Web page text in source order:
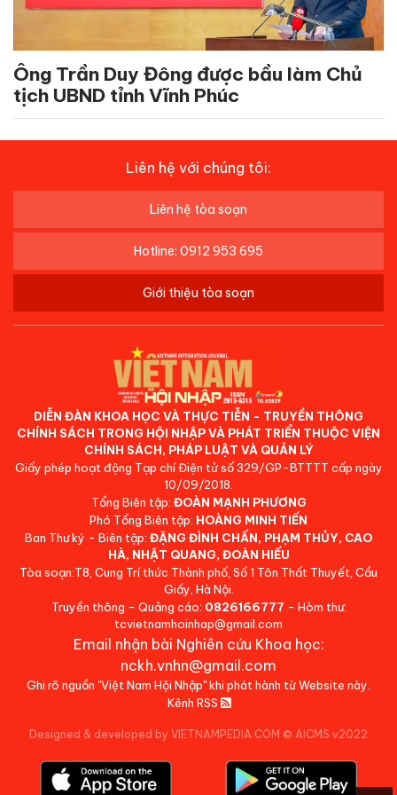
Ông Trần Duy Đông được bầu làm Chủ
tịch UBND tỉnh Vĩnh Phúc
Liên hệ với chúng tôi:
Liên hệ tòa soạn
Hotline: 0912 953 695
Giới thiệu tòa soạn
DIỄN ĐÀN KHOA HỌC VÀ THỰC TIỄN - TRUYỀN THÔNG
CHÍNH SÁCH TRONG HỘI NHẬP VÀ PHÁT TRIỂN THUỘC VIỆN
CHÍNH SÁCH, PHÁP LUẬT VÀ QUẢN LÝ
Giấy phép hoạt động Tạp chí Điện tử số 329/GP-BTTTT cấp ngày
10/09/2018.
Tổng Biên tập: ĐOÀN MẠNH PHƯƠNG
Phó Tổng Biên tập: HOÀNG MINH TIẾN
Ban Thư ký - Biên tập: ĐẶNG ĐÌNH CHẤN, PHẠM THỦY, CAO
HÀ, NHẬT QUANG, ĐOÀN HIẾU
Tòa soạn:T8, Cung Trí thức Thành phố, Số 1 Tôn Thất Thuyết, Cầu
Giấy, Hà Nội.
Truyền thông - Quảng cáo: 0826166777 - Hòm thư:
tcvietnamhoinhap@gmail.com
Email nhận bài Nghiên cứu Khoa học:
nckh.vnhn@gmail.com
Ghi rõ nguồn "Việt Nam Hội Nhập" khi phát hành từ Website này.
Kênh RSS
Designed & developed by VIETNAMPEDIA.COM © AICMS v2022